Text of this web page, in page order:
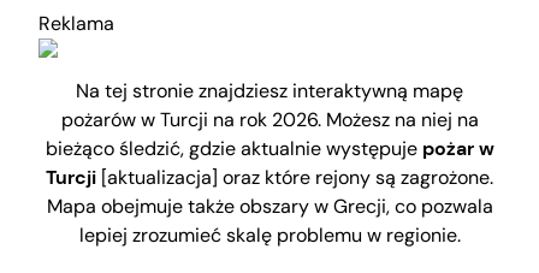
Reklama
Na tej stronie znajdziesz interaktywną mapę
pożarów w Turcji na rok 2026. Możesz na niej na
bieżąco śledzić, gdzie aktualnie występujepożar w
Turcji [aktualizacja] oraz które rejony są zagrożone.
Mapa obejmuje także obszary w Grecji, co pozwala
lepiej zrozumieć skalę problemu w regionie.